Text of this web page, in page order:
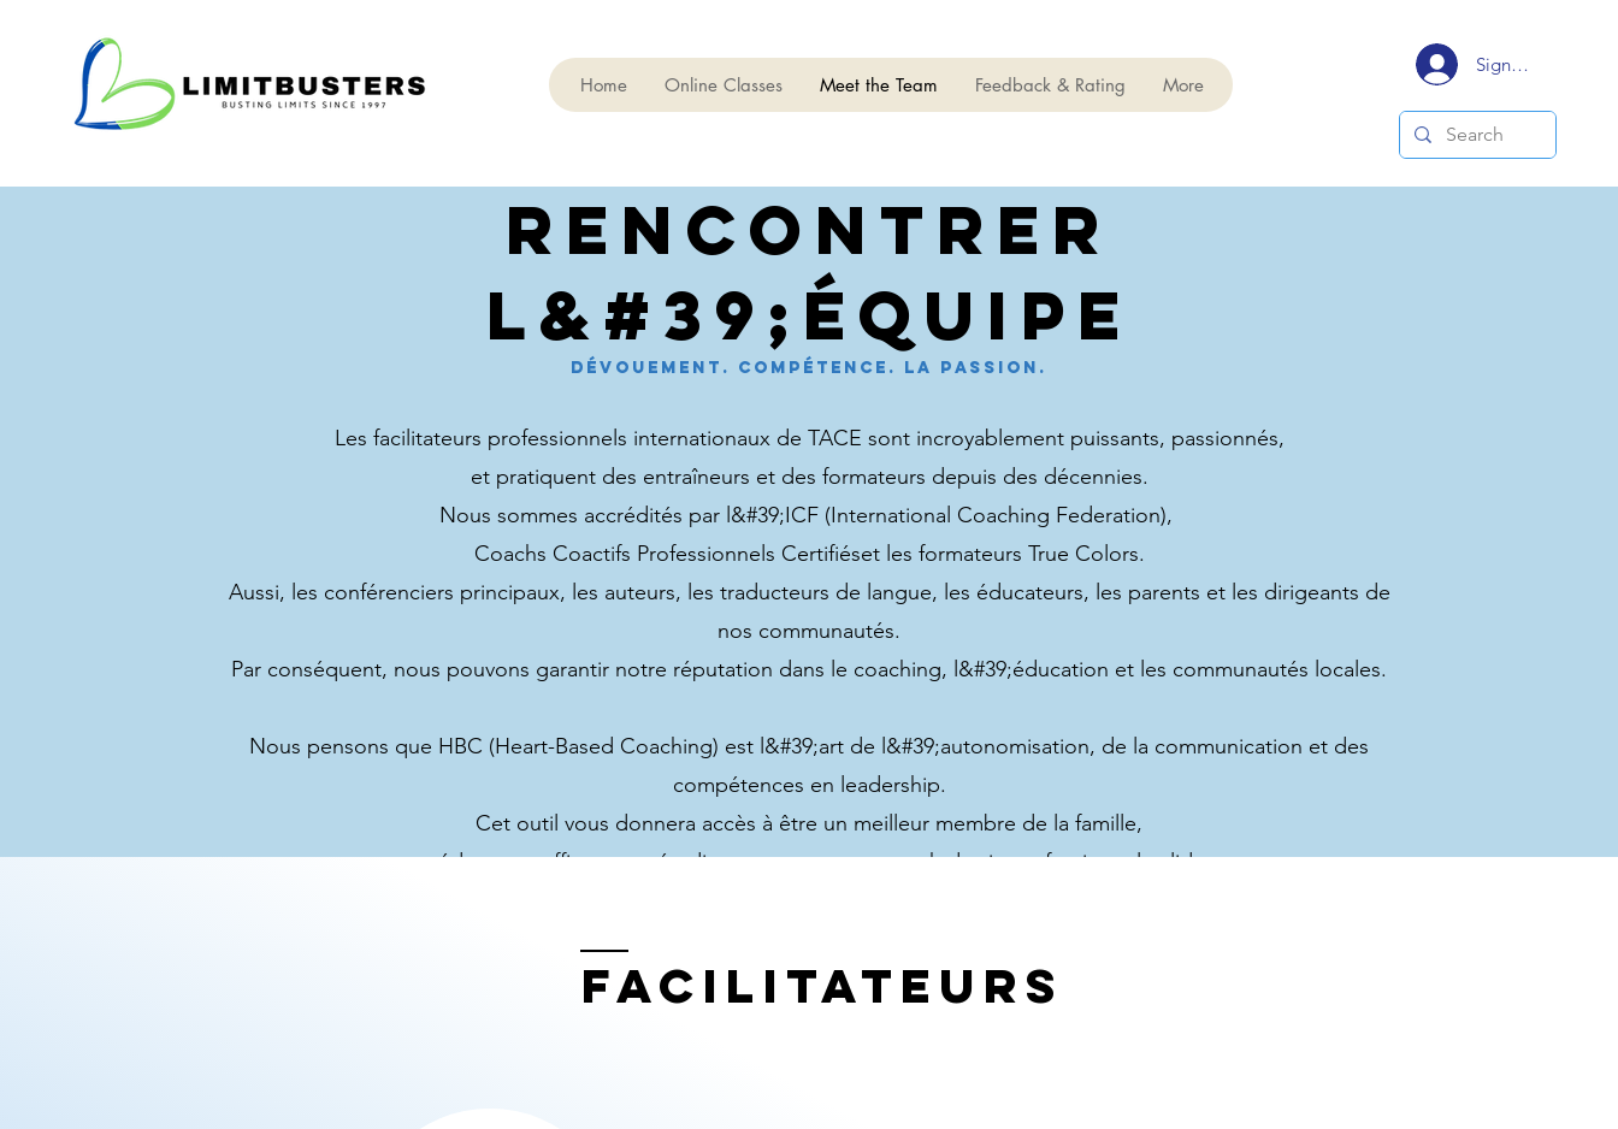
Home Online Classes Meet the Team Feedback & Rating More
Signup/Login
rencontrer
l&#39;équipe
Dévouement. Compétence. La passion.
Les facilitateurs professionnels internationaux de TACE sont incroyablement puissants, passionnés,
et pratiquent des entraîneurs et des formateurs depuis des décennies.
Nous sommes accrédités par l&#39;ICF (International Coaching Federation),
Coachs Coactifs Professionnels Certifiéset les formateurs True Colors.
Aussi, les conférenciers principaux, les auteurs, les traducteurs de langue, les éducateurs, les parents et les dirigeants de
nos communautés.
Par conséquent, nous pouvons garantir notre réputation dans le coaching, l&#39;éducation et les communautés locales.
Nous pensons que HBC (Heart-Based Coaching) est l&#39;art de l&#39;autonomisation, de la communication et des
compétences en leadership.
Cet outil vous donnera accès à être un meilleur membre de la famille,
un éducateur efficace, un étudiant autonome, un coach de vie professionnel solide,
Facilitateurs